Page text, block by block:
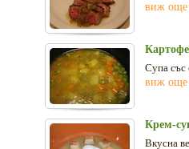
виж още
Супа със
виж още
Крем-
Вкусна